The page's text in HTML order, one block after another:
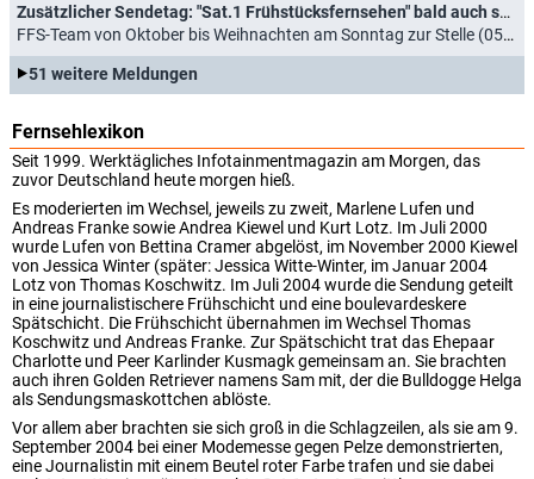
Zusätzlicher Sendetag: "Sat.1 Frühstücksfernsehen" bald auch sonntags
FFS-Team von Oktober bis Weihnachten am Sonntag zur Stelle (05.10.2021)
51 weitere Meldungen
Fernsehlexikon
Seit 1999. Werktägliches Infotainmentmagazin am Morgen, das
zuvor Deutschland heute morgen hieß.
Es moderierten im Wechsel, jeweils zu zweit, Marlene Lufen und
Andreas Franke sowie Andrea Kiewel und Kurt Lotz. Im Juli 2000
wurde Lufen von Bettina Cramer abgelöst, im November 2000 Kiewel
von Jessica Winter (später: Jessica Witte-Winter, im Januar 2004
Lotz von Thomas Koschwitz. Im Juli 2004 wurde die Sendung geteilt
in eine journalistischere Frühschicht und eine boulevardeskere
Spätschicht. Die Frühschicht übernahmen im Wechsel Thomas
Koschwitz und Andreas Franke. Zur Spätschicht trat das Ehepaar
Charlotte und Peer Karlinder Kusmagk gemeinsam an. Sie brachten
auch ihren Golden Retriever namens Sam mit, der die Bulldogge Helga
als Sendungsmaskottchen ablöste.
Vor allem aber brachten sie sich groß in die Schlagzeilen, als sie am 9.
September 2004 bei einer Modemesse gegen Pelze demonstrierten,
eine Journalistin mit einem Beutel roter Farbe trafen und sie dabei